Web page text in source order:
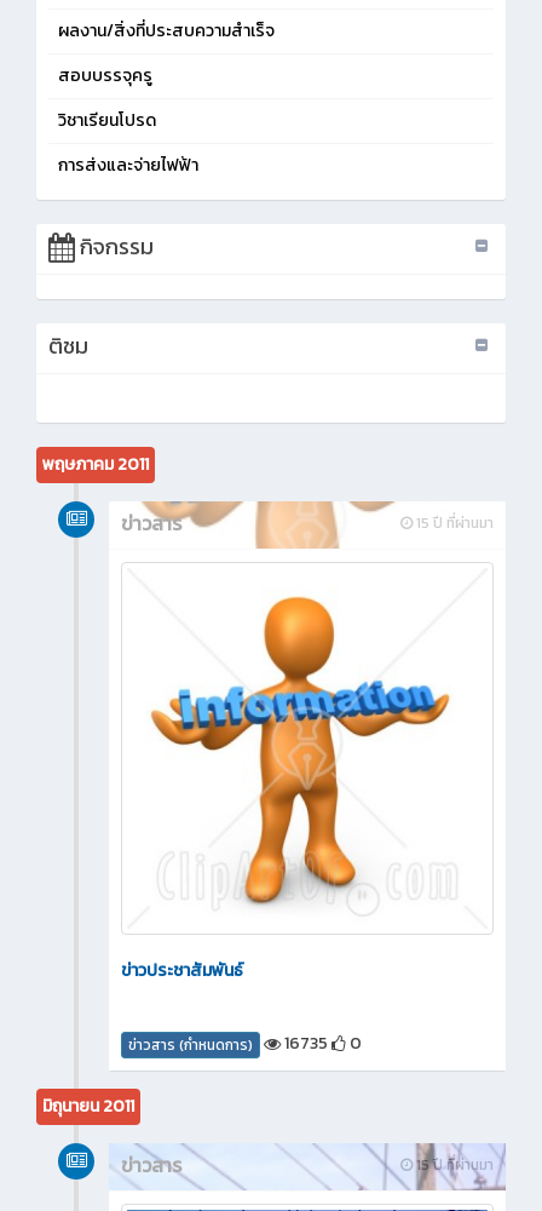
ผลงาน/สิ่งที่ประสบความสำเร็จ
สอบบรรจุครู
วิชาเรียนโปรด
การส่งและจ่ายไฟฟ้า
กิจกรรม
ติชม
พฤษภาคม 2011
15 ปี ที่ผ่านมา
ข่าวสาร
ข่าวประชาสัมพันธ์
ข่าวสาร (กำหนดการ) 16735 0
มิถุนายน 2011
15 ปี ที่ผ่านมา
ข่าวสาร